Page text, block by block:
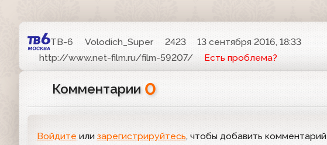
ТВ-6 Volodich_Super 2423
13 сентября 2016, 18:33
http://www.net-film.ru/film-59207/
Есть проблема?
Комментарии 0
Войдите или зарегистрируйтесь, чтобы добавить комментарий